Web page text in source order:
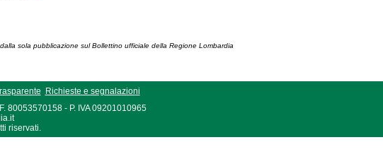
sola pubblicazione sul Bollettino ufficiale della Regione Lombardia
Richieste e segnalazioni
80053570158 - P. IVA 09201010965
riservati.